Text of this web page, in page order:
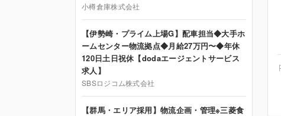
小樽倉庫株式会社
【伊勢崎・プライム上場G】配車担当◆大手ホ
ームセンター物流拠点◆月給27万円〜◆年休
120日土日祝休【dodaエージェントサービス
求人】
SBSロジコム株式会社
【群馬・エリア採用】物流企画・管理※三菱食